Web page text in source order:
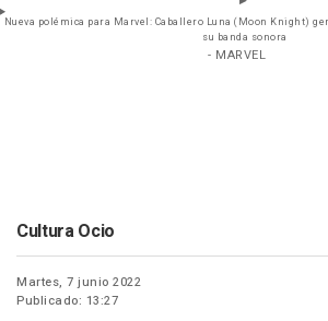
Nueva polémica para Marvel: Caballero Luna (Moon Knight)
su banda sonora
- MARVEL
Cultura Ocio
Martes, 7 junio 2022
Publicado: 13:27